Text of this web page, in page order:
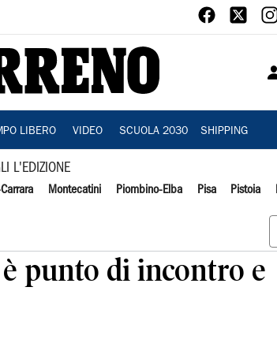
LIBERO VIDEO SCUOLA 2030 SHIPPING
L'EDIZIONE
Montecatini Piombino-Elba Pisa Pistoia
punto di incontro e